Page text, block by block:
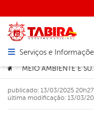
Abrir menu principal de
Serviços e
Você está aqui:
> MEIO
publicado: 13/03/2025
última modificação: 13/03/